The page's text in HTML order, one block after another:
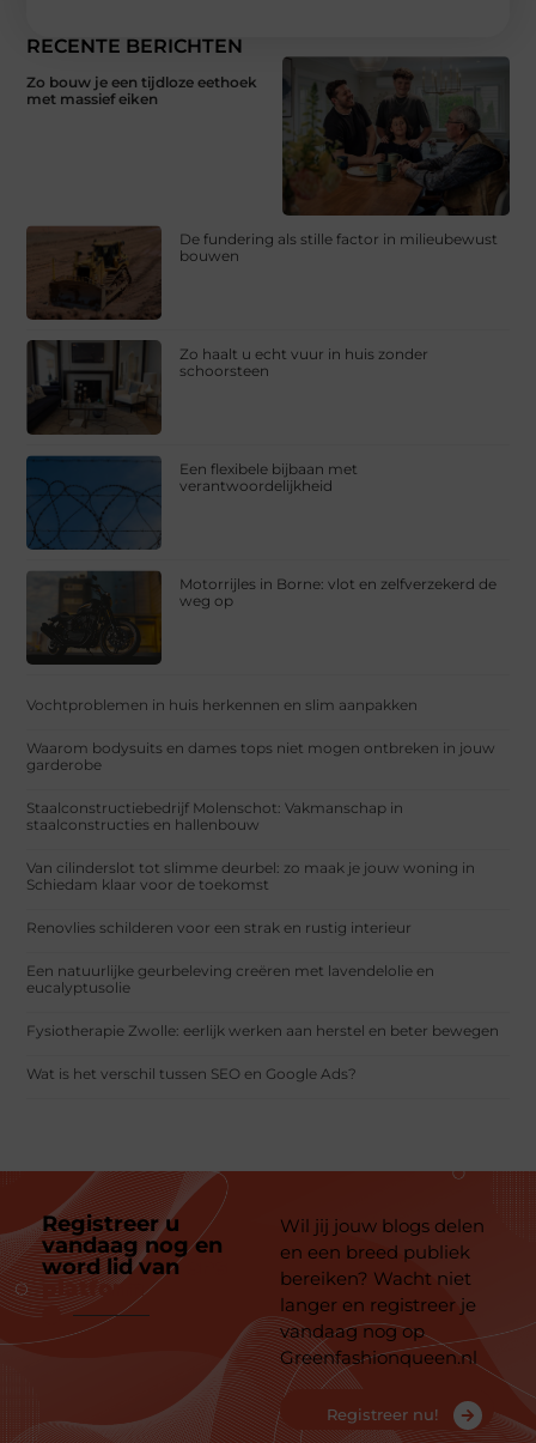
RECENTE BERICHTEN
Zo bouw je een tijdloze eethoek
met massief eiken
De fundering als stille factor in milieubewust
bouwen
Zo haalt u echt vuur in huis zonder
schoorsteen
Een flexibele bijbaan met
verantwoordelijkheid
Motorrijles in Borne: vlot en zelfverzekerd de
weg op
Vochtproblemen in huis herkennen en slim aanpakken
Waarom bodysuits en dames tops niet mogen ontbreken in jouw
garderobe
Staalconstructiebedrijf Molenschot: Vakmanschap in
staalconstructies en hallenbouw
Van cilinderslot tot slimme deurbel: zo maak je jouw woning in
Schiedam klaar voor de toekomst
Renovlies schilderen voor een strak en rustig interieur
Een natuurlijke geurbeleving creëren met lavendelolie en
eucalyptusolie
Fysiotherapie Zwolle: eerlijk werken aan herstel en beter bewegen
Wat is het verschil tussen SEO en Google Ads?
Registreer u
vandaag nog en
word lid van
platform
Wil jij jouw blogs delen
en een breed publiek
bereiken? Wacht niet
langer en registreer je
vandaag nog op
Greenfashionqueen.nl
Registreer nu!